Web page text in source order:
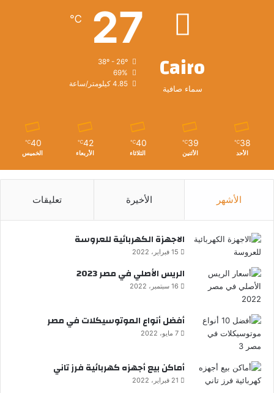
Cairo
سماء صافية
27
℃
38º - 26º
69%
4.85 كيلومتر/ساعة
38
℃
الأحد
39
℃
الأثنين
40
℃
الثلاثاء
42
℃
الأربعاء
40
℃
الخميس
الأشهر الأخيرة تعليقات
الاجهزة الكهربائية للعروسة
15 فبراير، 2022
الريس الأصلي في مصر 2023
16 سبتمبر، 2022
أفضل أنواع الموتوسيكلات في مصر
7 مايو، 2022
أماكن بيع أجهزه كهربائية فرز تاني
21 فبراير، 2022